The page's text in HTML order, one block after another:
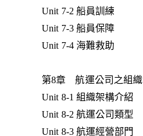
Unit 7-2 船員訓練
Unit 7-3 船員保障
Unit 7-4 海難救助
第8章 航運公司之組織
Unit 8-1 組織架構介紹
Unit 8-2 航運公司類型
Unit 8-3 航運經營部門